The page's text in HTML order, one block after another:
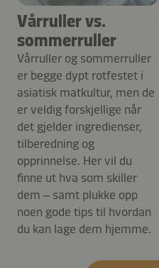
Vårruller vs.
sommerruller
Vårruller og sommerruller
er begge dypt rotfestet i
asiatisk matkultur, men de
er veldig forskjellige når
det gjelder ingredienser,
tilberedning og
opprinnelse. Her vil du
finne ut hva som skiller
dem – samt plukke opp
noen gode tips til hvordan
du kan lage dem hjemme.